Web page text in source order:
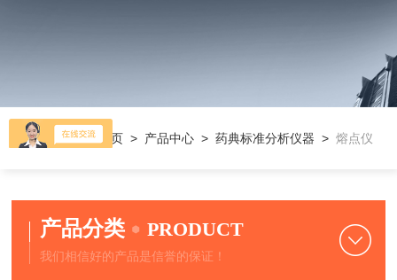
当前位置： 首页 > 产品中心 >药典标准分析仪器 >熔点仪
产品分类 PRODUCT
我们相信好的产品是信誉的保证！